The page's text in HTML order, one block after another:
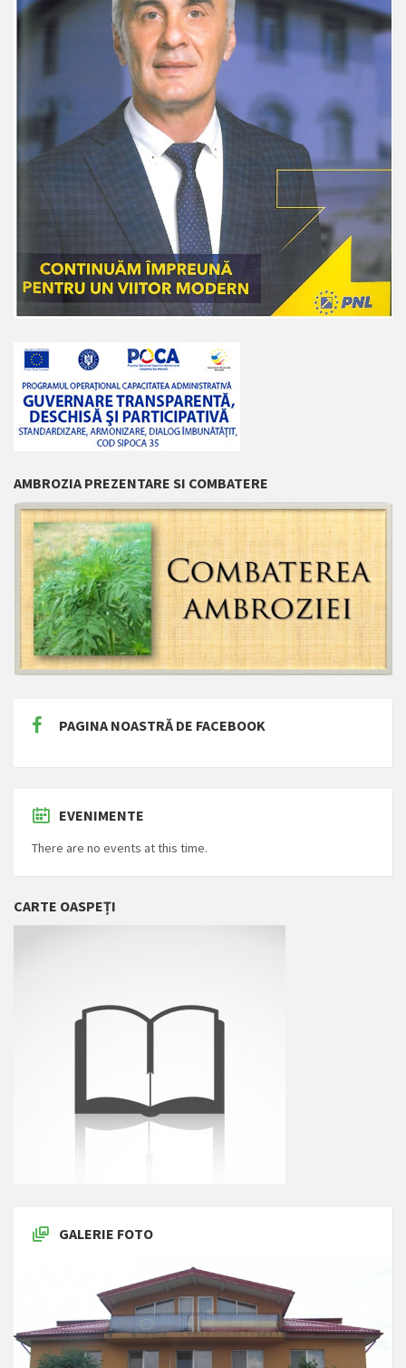
AMBROZIA PREZENTARE SI COMBATERE
PAGINA NOASTRĂ DE FACEBOOK
EVENIMENTE
There are no events at this time.
CARTE OASPEȚI
GALERIE FOTO